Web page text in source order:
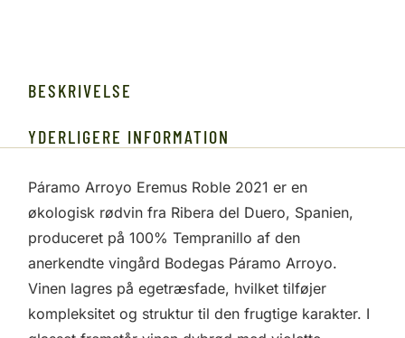
BESKRIVELSE
YDERLIGERE INFORMATION
Páramo Arroyo Eremus Roble 2021 er en
økologisk rødvin fra Ribera del Duero, Spanien,
produceret på 100% Tempranillo af den
anerkendte vingård Bodegas Páramo Arroyo.
Vinen lagres på egetræsfade, hvilket tilføjer
kompleksitet og struktur til den frugtige karakter. I